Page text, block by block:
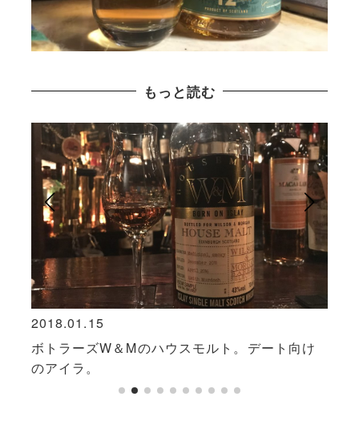
もっと読む
2018.01.15
ボトラーズW＆Mのハウスモルト。デート向け
のアイラ。